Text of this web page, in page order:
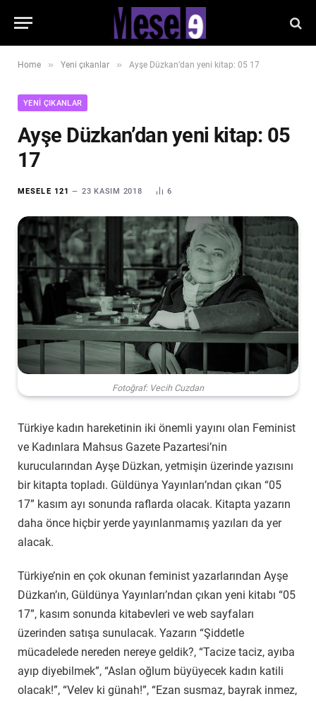
Home » Yeni çıkanlar » Ayşe Düzkan’dan yeni kitap: 05 17
YENI ÇIKANLAR
Ayşe Düzkan’dan yeni kitap: 05
17
MESELE 121 23 KASIM 2018 6
Fotoğraf: Vecih Cuzdan
Türkiye kadın hareketinin iki önemli yayını olan Feminist
ve Kadınlara Mahsus Gazete Pazartesi’nin
kurucularından Ayşe Düzkan, yetmişin üzerinde yazısını
bir kitapta topladı. Güldünya Yayınları’ndan çıkan “05
17” kasım ayı sonunda raflarda olacak. Kitapta yazarın
daha önce hiçbir yerde yayınlanmamış yazıları da yer
alacak.
Türkiye’nin en çok okunan feminist yazarlarından Ayşe
Düzkan’ın, Güldünya Yayınları’ndan çıkan yeni kitabı “05
17”, kasım sonunda kitabevleri ve web sayfaları
üzerinden satışa sunulacak. Yazarın “Şiddetle
mücadelede nereden nereye geldik?, “Tacize taciz, ayıba
ayıp diyebilmek”, “Aslan oğlum büyüyecek kadın katili
olacak!”, “Velev ki günah!”, “Ezan susmaz, bayrak inmez,